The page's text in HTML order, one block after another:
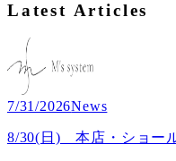
Latest Articles
7/31/2026News
8/30(日) 本店・ショー